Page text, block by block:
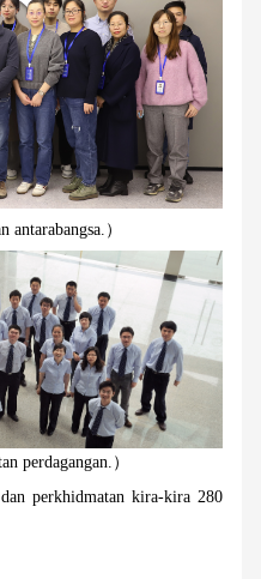
antarabangsa.）
perdagangan.）
perkhidmatan kira-kira 280